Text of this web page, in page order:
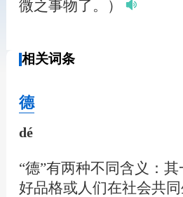
微之事物了。）
相关词条
德
dé
“德”有两种不同含义：
好品格或人们在社会共